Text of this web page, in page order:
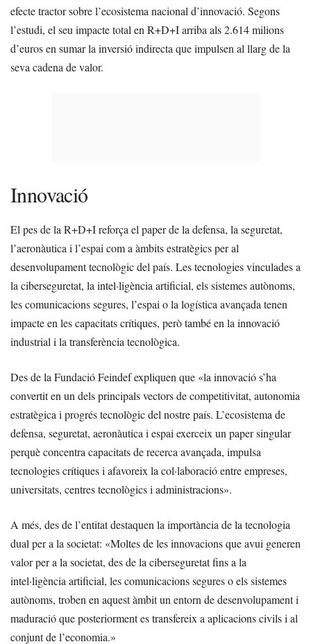
efecte tractor sobre l’ecosistema nacional d’innovació. Segons
l’estudi, el seu impacte total en R+D+I arriba als 2.614 milions
d’euros en sumar la inversió indirecta que impulsen al llarg de la
seva cadena de valor.
Innovació
El pes de la R+D+I reforça el paper de la defensa, la seguretat,
l’aeronàutica i l’espai com a àmbits estratègics per al
desenvolupament tecnològic del país. Les tecnologies vinculades a
la ciberseguretat, la intel·ligència artificial, els sistemes autònoms,
les comunicacions segures, l’espai o la logística avançada tenen
impacte en les capacitats crítiques, però també en la innovació
industrial i la transferència tecnològica.
Des de la Fundació Feindef expliquen que «la innovació s’ha
convertit en un dels principals vectors de competitivitat, autonomia
estratègica i progrés tecnològic del nostre país. L’ecosistema de
defensa, seguretat, aeronàutica i espai exerceix un paper singular
perquè concentra capacitats de recerca avançada, impulsa
tecnologies crítiques i afavoreix la col·laboració entre empreses,
universitats, centres tecnològics i administracions».
A més, des de l’entitat destaquen la importància de la tecnologia
dual per a la societat: «Moltes de les innovacions que avui generen
valor per a la societat, des de la ciberseguretat fins a la
intel·ligència artificial, les comunicacions segures o els sistemes
autònoms, troben en aquest àmbit un entorn de desenvolupament i
maduració que posteriorment es transfereix a aplicacions civils i al
conjunt de l’economia.»